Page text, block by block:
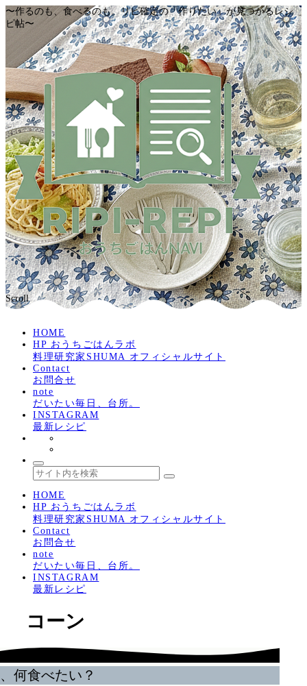
〜作るのも、食べるのも。リピ確定の「作りたい」が見つかるレシ
ピ帖〜
Scroll
HOME
HP おうちごはんラボ
料理研究家SHUMA オフィシャルサイト
Contact
お問合せ
note
だいたい毎日、台所。
INSTAGRAM
最新レシピ
HOME
HP おうちごはんラボ
料理研究家SHUMA オフィシャルサイト
Contact
お問合せ
note
だいたい毎日、台所。
INSTAGRAM
最新レシピ
コーン
何食べたい？